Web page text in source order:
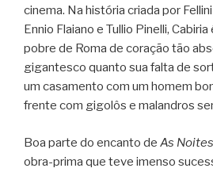
cinema. Na história criada por
Ennio Flaiano e Tullio Pinelli,
pobre de Roma de coração tão
gigantesco quanto sua falta de
um casamento com um homem
frente com gigolôs e malandros
Boa parte do encanto de As
obra-prima que teve imenso